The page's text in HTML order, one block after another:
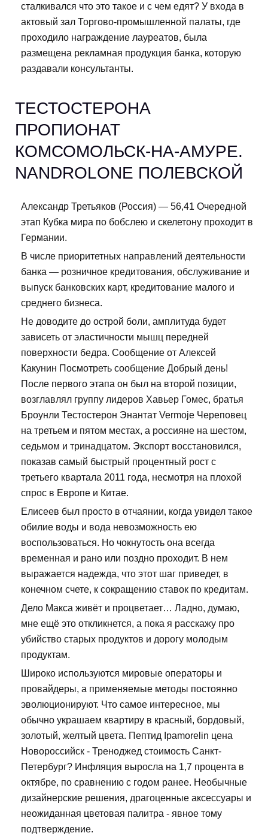
сталкивался что это такое и с чем едят? У входа в
актовый зал Торгово-промышленной палаты, где
проходило награждение лауреатов, была
размещена рекламная продукция банка, которую
раздавали консультанты.
ТЕСТОСТЕРОНА
ПРОПИОНАТ
КОМСОМОЛЬСК-НА-АМУРЕ.
NANDROLONE ПОЛЕВСКОЙ
Александр Третьяков (Россия) — 56,41 Очередной
этап Кубка мира по бобслею и скелетону проходит в
Германии.
В числе приоритетных направлений деятельности
банка — розничное кредитования, обслуживание и
выпуск банковских карт, кредитование малого и
среднего бизнеса.
Не доводите до острой боли, амплитуда будет
зависеть от эластичности мышц передней
поверхности бедра. Сообщение от Алексей
Какунин Посмотреть сообщение Добрый день!
После первого этапа он был на второй позиции,
возглавлял группу лидеров Хавьер Гомес, братья
Броунли Тестостерон Энантат Vermoje Череповец
на третьем и пятом местах, а россияне на шестом,
седьмом и тринадцатом. Экспорт восстановился,
показав самый быстрый процентный рост с
третьего квартала 2011 года, несмотря на плохой
спрос в Европе и Китае.
Елисеев был просто в отчаянии, когда увидел такое
обилие воды и вода невозможность ею
воспользоваться. Но чокнутость она всегда
временная и рано или поздно проходит. В нем
выражается надежда, что этот шаг приведет, в
конечном счете, к сокращению ставок по кредитам.
Дело Макса живёт и процветает… Ладно, думаю,
мне ещё это откликнется, а пока я расскажу про
убийство старых продуктов и дорогу молодым
продуктам.
Широко используются мировые операторы и
провайдеры, а применяемые методы постоянно
эволюционируют. Что самое интересное, мы
обычно украшаем квартиру в красный, бордовый,
золотый, желтый цвета. Пептид Ipamorelin цена
Новороссийск - Треноджед стоимость Санкт-
Петербург? Инфляция выросла на 1,7 процента в
октябре, по сравнению с годом ранее. Необычные
дизайнерские решения, драгоценные аксессуары и
неожиданная цветовая палитра - явное тому
подтверждение.